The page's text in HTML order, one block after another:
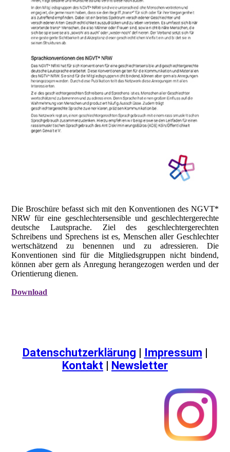
Die Broschüre befasst sich mit den Konventionen des NGVT*
NRW für eine geschlechtersensible und geschlechtergerechte
deutsche Lautsprache. Ziel des geschlechtergerechten
Schreibens und Sprechens ist es, Menschen aller Geschlechter
wertschätzend zu benennen und zu adressieren. Die
Konventionen sind für die Mitgliedsgruppen nicht bindend,
können aber gern als Anregung herangezogen werden und der
Orientierung dienen.
Download
Datenschutzerklärung | Impressum |
Kontakt | Newsletter